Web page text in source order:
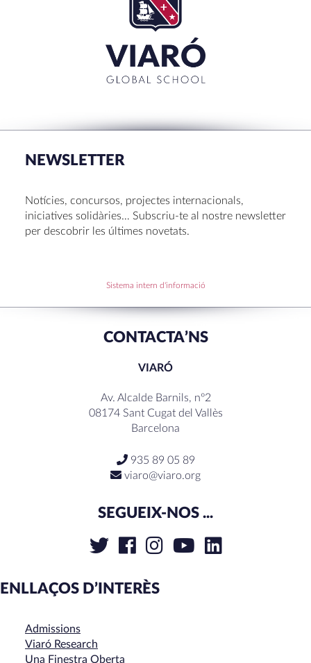
NEWSLETTER
Notícies, concursos, projectes internacionals,
iniciatives solidàries… Subscriu-te al nostre newsletter
per descobrir les últimes novetats.
Sistema intern d'informació
CONTACTA’NS
VIARÓ
Av. Alcalde Barnils, nº2
08174 Sant Cugat del Vallès
Barcelona
935 89 05 89
viaro@viaro.org
SEGUEIX-NOS ...
ENLLAÇOS D’INTERÈS
Admissions
Viaró Research
Una Finestra Oberta